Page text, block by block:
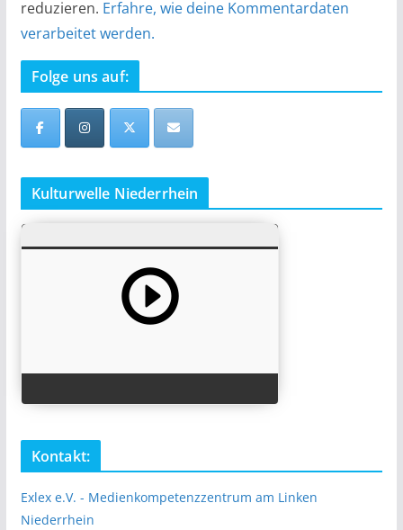
reduzieren. Erfahre, wie deine Kommentardaten
verarbeitet werden.
Folge uns auf:
Kulturwelle Niederrhein
Kontakt:
Exlex e.V. - Medienkompetenzzentrum am Linken
Niederrhein